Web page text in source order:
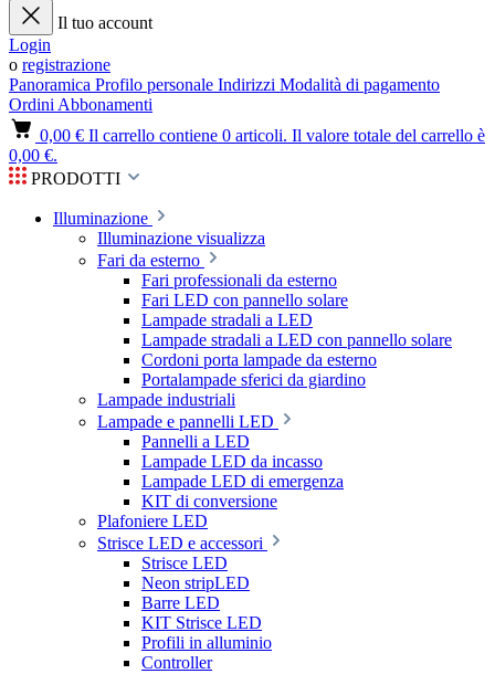
Il tuo account
Login
o registrazione
Panoramica Profilo personale Indirizzi Modalità di pagamento
Ordini Abbonamenti
0,00 € Il carrello contiene 0 articoli. Il valore totale del carrello è
0,00 €.
PRODOTTI
Illuminazione
Illuminazione visualizza
Fari da esterno
Fari professionali da esterno
Fari LED con pannello solare
Lampade stradali a LED
Lampade stradali a LED con pannello solare
Cordoni porta lampade da esterno
Portalampade sferici da giardino
Lampade industriali
Lampade e pannelli LED
Pannelli a LED
Lampade LED da incasso
Lampade LED di emergenza
KIT di conversione
Plafoniere LED
Strisce LED e accessori
Strisce LED
Neon stripLED
Barre LED
KIT Strisce LED
Profili in alluminio
Controller